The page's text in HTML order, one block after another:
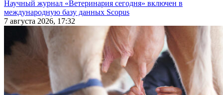
Научный журнал «Ветеринария сегодня» включен в
международную базу данных Scopus
7 августа 2026, 17:32